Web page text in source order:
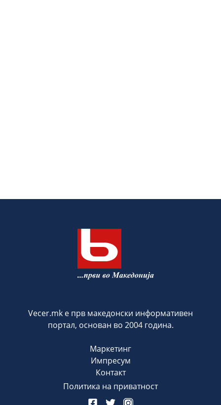
Vecer.mk е прв македонски информативен
портал, основан во 2004 година.
Маркетинг
Импресум
Контакт
Политика на приватност